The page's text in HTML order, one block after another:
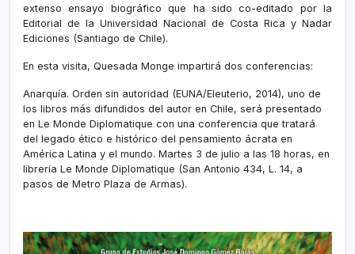
extenso ensayo biográfico que ha sido co-editado por la
Editorial de la Universidad Nacional de Costa Rica y Nadar
Ediciones (Santiago de Chile).
En esta visita, Quesada Monge impartirá dos conferencias:
Anarquía. Orden sin autoridad (EUNA/Eleuterio, 2014), uno de
los libros más difundidos del autor en Chile, será presentado
en Le Monde Diplomatique con una conferencia que tratará
del legado ético e histórico del pensamiento ácrata en
América Latina y el mundo. Martes 3 de julio a las 18 horas, en
librería Le Monde Diplomatique (San Antonio 434, L. 14, a
pasos de Metro Plaza de Armas).